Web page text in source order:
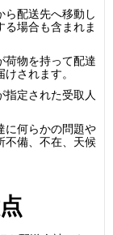
ら配送先へ移動し
場合も含まれま
荷物を持って配達
されます。
指定された受取人
に何らかの問題や
不備、不在、天候